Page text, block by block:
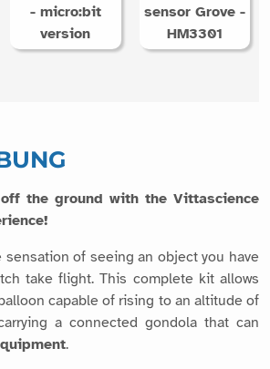
- micro:bit
version
sensor Grove -
HM3301
the ground with the Vittascience
sensation of seeing an object you have
take flight. This complete kit allows
capable of rising to an altitude of
a connected gondola that can
.